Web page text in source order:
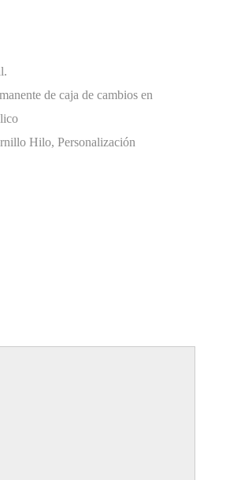
de caja de cambios en
Hilo, Personalización